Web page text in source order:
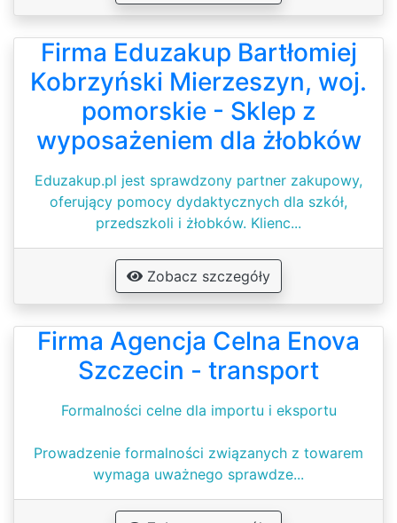
Firma Eduzakup Bartłomiej
Kobrzyński Mierzeszyn, woj.
pomorskie - Sklep z
wyposażeniem dla żłobków
Eduzakup.pl jest sprawdzony partner zakupowy,
oferujący pomocy dydaktycznych dla szkół,
przedszkoli i żłobków. Klienc...
Zobacz szczegóły
Firma Agencja Celna Enova
Szczecin - transport
Formalności celne dla importu i eksportu
Prowadzenie formalności związanych z towarem
wymaga uważnego sprawdze...